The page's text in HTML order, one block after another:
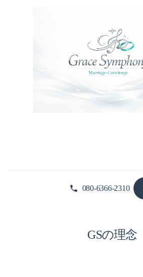
080-6366-2310
GSの理念